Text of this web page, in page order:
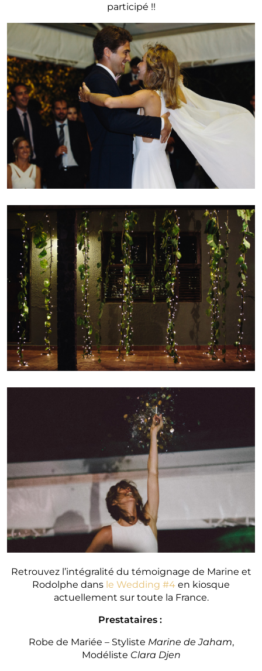
participé !!
Retrouvez l’intégralité du témoignage de Marine et
Rodolphe dans le Wedding #4 en kiosque
actuellement sur toute la France.
Prestataires :
Robe de Mariée – Styliste Marine de Jaham,
Modéliste Clara Djen